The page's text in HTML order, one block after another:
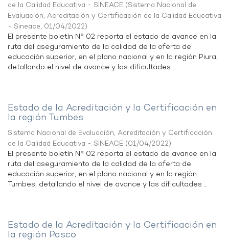
de la Calidad Educativa - SINEACE (Sistema Nacional de
Evaluación, Acreditación y Certificación de la Calidad Educativa
- Sineace, 01/04/2022)
El presente boletín N° 02 reporta el estado de avance en la
ruta del aseguramiento de la calidad de la oferta de
educación superior, en el plano nacional y en la región Piura,
detallando el nivel de avance y las dificultades ...
Estado de la Acreditación y la Certificación en
la región Tumbes
Sistema Nacional de Evaluación, Acreditación y Certificación
de la Calidad Educativa - SINEACE (01/04/2022)
El presente boletín N° 02 reporta el estado de avance en la
ruta del aseguramiento de la calidad de la oferta de
educación superior, en el plano nacional y en la región
Tumbes, detallando el nivel de avance y las dificultades ...
Estado de la Acreditación y la Certificación en
la región Pasco